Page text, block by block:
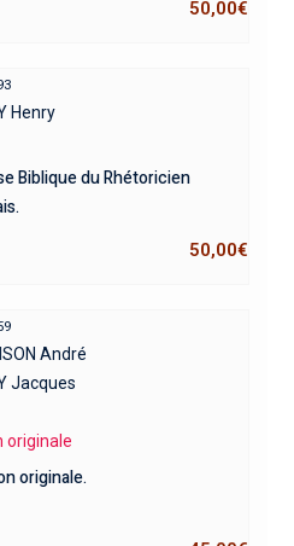
50,00€
Henry
Biblique du Rhétoricien
50,00€
André
Jacques
originale
originale.